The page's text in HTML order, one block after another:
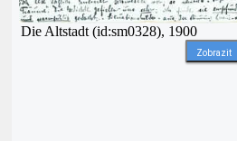
Die Altstadt (id:sm0328), 1900
Zobrazit